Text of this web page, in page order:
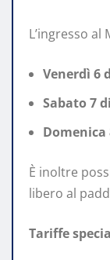
L’ingresso
Venerdì 6
Sabato 7
Domenica
È inoltre
libero al
Tariffe